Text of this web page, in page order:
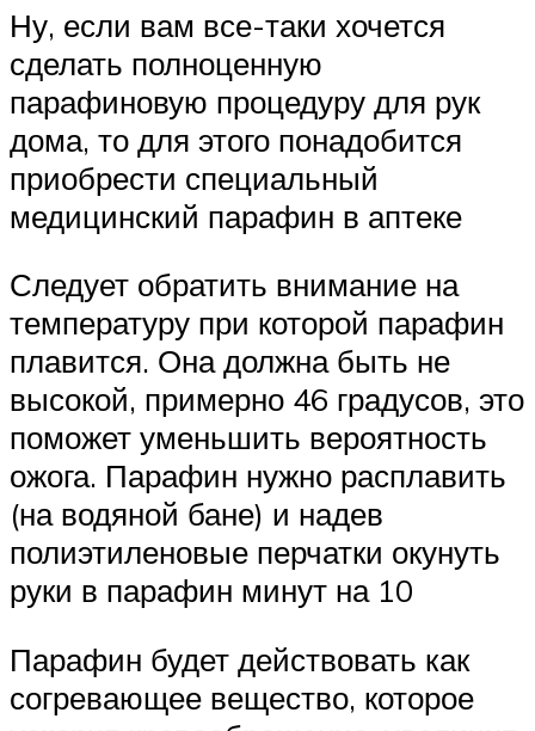
Ну, если вам все-таки хочется
сделать полноценную
парафиновую процедуру для рук
дома, то для этого понадобится
приобрести специальный
медицинский парафин в аптеке
Следует обратить внимание на
температуру при которой парафин
плавится. Она должна быть не
высокой, примерно 46 градусов, это
поможет уменьшить вероятность
ожога. Парафин нужно расплавить
(на водяной бане) и надев
полиэтиленовые перчатки окунуть
руки в парафин минут на 10
Парафин будет действовать как
согревающее вещество, которое